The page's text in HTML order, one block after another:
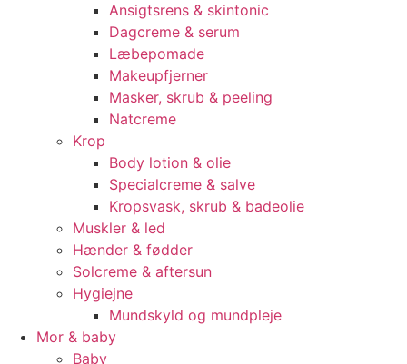
Ansigtsrens & skintonic
Dagcreme & serum
Læbepomade
Makeupfjerner
Masker, skrub & peeling
Natcreme
Krop
Body lotion & olie
Specialcreme & salve
Kropsvask, skrub & badeolie
Muskler & led
Hænder & fødder
Solcreme & aftersun
Hygiejne
Mundskyld og mundpleje
Mor & baby
Baby